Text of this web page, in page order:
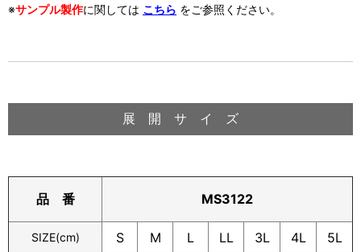
※サンプル製作に関しては こちら をご参照ください。
展 開 サ イ ズ
品 番 MS3122
SIZE(cm) S M L LL 3L 4L 5L